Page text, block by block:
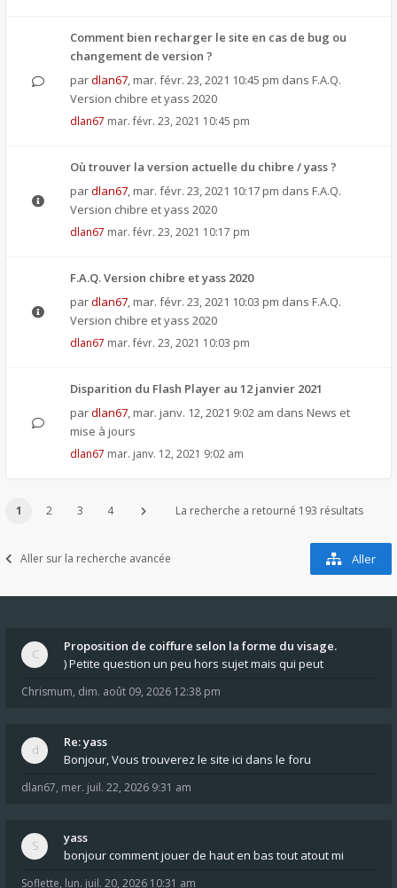
Comment bien recharger le site en cas de bug ou
changement de version ?
pardlan67, mar. févr. 23, 2021 10:45 pm dans F.A.Q.
Version chibre et yass 2020
dlan67 mar. févr. 23, 2021 10:45 pm
Où trouver la version actuelle du chibre / yass ?
pardlan67, mar. févr. 23, 2021 10:17 pm dans F.A.Q.
Version chibre et yass 2020
dlan67 mar. févr. 23, 2021 10:17 pm
F.A.Q. Version chibre et yass 2020
pardlan67, mar. févr. 23, 2021 10:03 pm dans F.A.Q.
Version chibre et yass 2020
dlan67 mar. févr. 23, 2021 10:03 pm
Disparition du Flash Player au 12 janvier 2021
pardlan67, mar. janv. 12, 2021 9:02 am dans News et
mise à jours
dlan67 mar. janv. 12, 2021 9:02 am
1 2 3 4 La recherche a retourné 193 résultats
Aller sur la recherche avancée Aller
Proposition de coiffure selon la forme du visage.
) Petite question un peu hors sujet mais qui peut
Chrismum, dim. août 09, 2026 12:38 pm
Re: yass
Bonjour, Vous trouverez le site ici dans le foru
dlan67, mer. juil. 22, 2026 9:31 am
yass
bonjour comment jouer de haut en bas tout atout mi
Soflette, lun. juil. 20, 2026 10:31 am